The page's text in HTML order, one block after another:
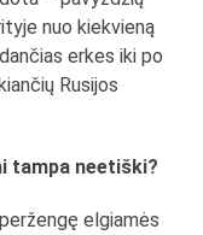
nuo kiekvieną
erkes iki po
Rusijos
tampa neetiški?
elgiamės